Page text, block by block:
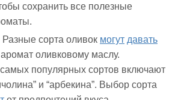
сохранить все полезные
Разные сорта оливок могут давать
оливковому маслу.
популярных сортов включают
и “арбекина”. Выбор сорта